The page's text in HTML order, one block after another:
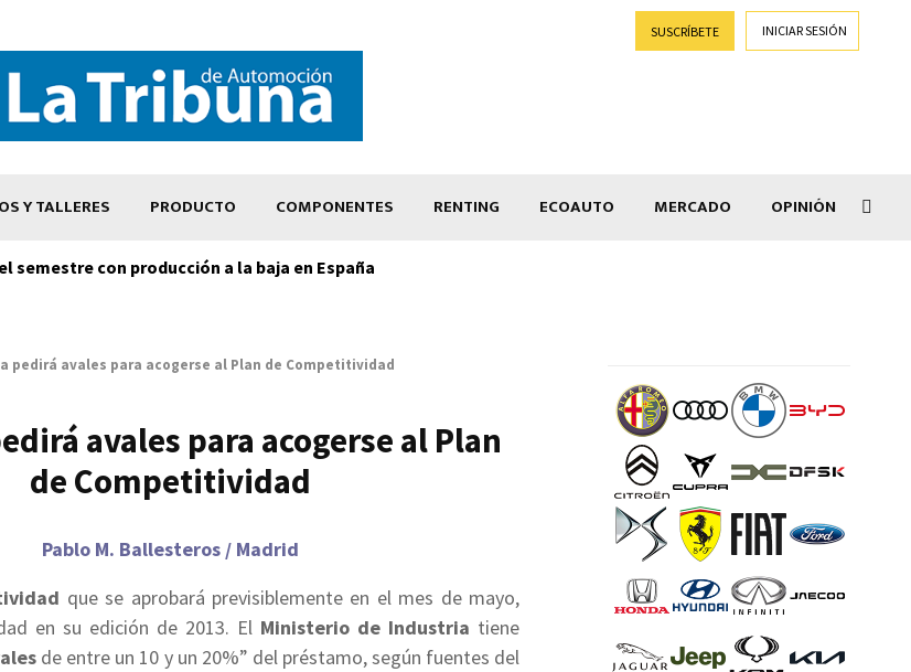
SUSCRÍBETE INICIAR SESIÓN
Y TALLERES PRODUCTO COMPONENTES RENTING ECOAUTO MERCADO OPINIÓN
semestre con producción a la baja en España
pedirá avales para acogerse al Plan de Competitividad
avales para acogerse al Plan
de Competitividad
Pablo M. Ballesteros / Madrid
que se aprobará previsiblemente en el mes de mayo,
en su edición de 2013. El Ministerio de Industria tiene
de entre un 10 y un 20%” del préstamo, según fuentes del